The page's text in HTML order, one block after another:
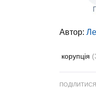
Автор:
корупція